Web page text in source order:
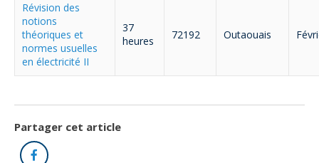
Révision des
notions
théoriques et
normes usuelles
en électricité II
37
heures
72192 Outaouais
Partager cet article
Facebook